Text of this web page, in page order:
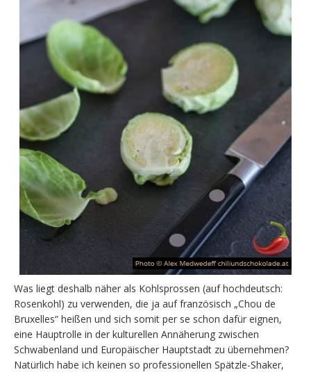
Was liegt deshalb näher als Kohlsprossen (auf hochdeutsch:
Rosenkohl) zu verwenden, die ja auf französisch „Chou de
Bruxelles“ heißen und sich somit per se schon dafür eignen,
eine Hauptrolle in der kulturellen Annäherung zwischen
Schwabenland und Europäischer Hauptstadt zu übernehmen?
Natürlich habe ich keinen so professionellen Spätzle-Shaker,